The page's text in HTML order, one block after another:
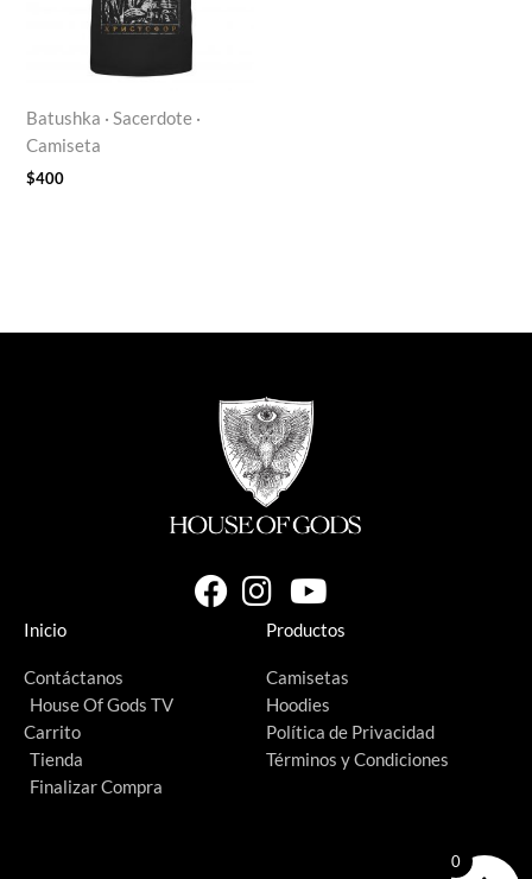
Batushka · Sacerdote ·
Camiseta
$400
Inicio
Contáctanos
House Of Gods TV
Productos
Camisetas
Hoodies
Carrito
Tienda
Finalizar Compra
Política de Privacidad
Términos y Condiciones
0